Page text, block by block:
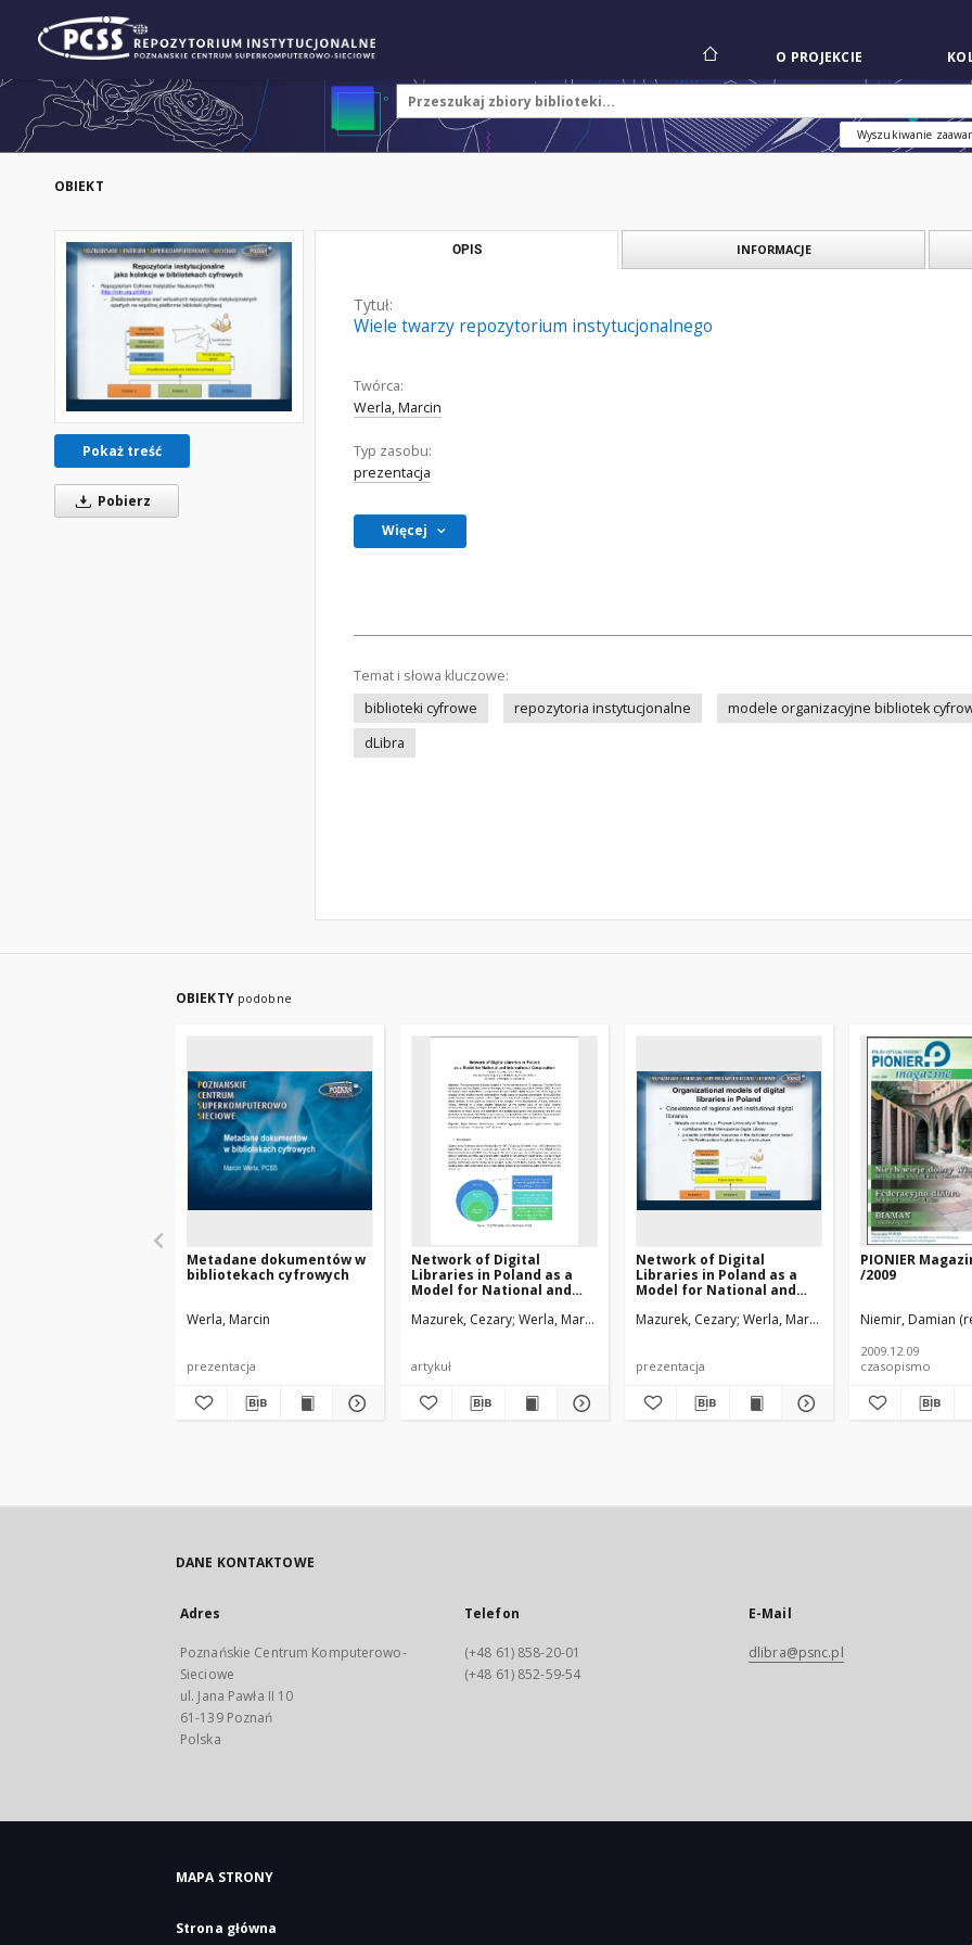
O PROJEKCIE
Wyszukiwanie
OBIEKT
Pokaż treść
Pobierz
OPIS INFORMACJE
Tytuł:
Wiele twarzy repozytorium instytucjonalnego
Twórca:
Werla, Marcin
Typ zasobu:
prezentacja
Więcej
Temat i słowa kluczowe:
biblioteki cyfrowe
repozytoria instytucjonalne modele organizacyjne bibliotek
dLibra
OBIEKTY podobne
Metadane dokumentów w
bibliotekach cyfrowych
Werla, Marcin
prezentacja
Network of Digital
Libraries in Poland as a
Model for National and
Mazurek, Cezary Werla, Marcin
artykuł
Network of Digital
Libraries in Poland as a
Model for National and
Mazurek, Cezary Werla, Marcin
prezentacja
PIONIER
/2009
Niemir, Damian
2009.12.09
czasopismo
DANE KONTAKTOWE
Adres
Poznańskie Centrum Komputerowo-
Sieciowe
ul. Jana Pawła II 10
61-139 Poznań
Polska
Telefon
(+48 61) 858-20-01
(+48 61) 852-59-54
E-Mail
dlibra@psnc.pl
MAPA STRONY
Strona główna